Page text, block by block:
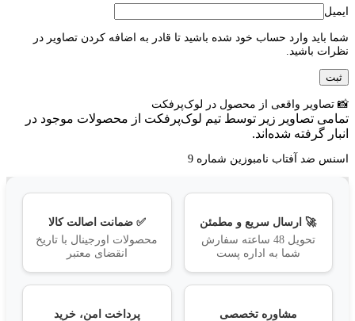
ایمیل
شما باید وارد حساب خود شده باشید تا قادر به اضافه کردن تصاویر در
نظرات باشید.
📸 تصاویر واقعی از محصول در لوک‌پرفکت
تمامی تصاویر زیر توسط تیم لوک‌پرفکت از محصولات موجود در
انبار گرفته شده‌اند.
اسنس ضد آفتاب نامبوزین شماره 9
🚀 ارسال سریع و مطمئن
تحویل 48 ساعته سفارش
شما به اداره پست
✅ ضمانت اصالت کالا
محصولات اورجینال با تاریخ
انقضای معتبر
مشاوره تخصصی
پرداخت امن، خرید